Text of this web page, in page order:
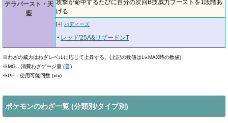
テラバースト・天
藍
攻撃が命中するたびに自分の次回B技威力ブーストを1段階あ
げる
バディーズ
レッド'25A&リザードンT
※わざの威力はわざレベルに応じて上昇する。(上記の数値はLv.MAX時の数値)
※MG…消費わざゲージ量 (
)
※PP…使用可能回数 (x/x)
ポケモンのわざ一覧 (分類別/タイプ別)